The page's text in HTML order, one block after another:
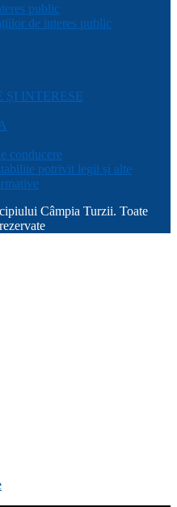
public
de interes public
ȘI INTERESE
conducere
potrivit legii și alte
Câmpia Turzii. Toate